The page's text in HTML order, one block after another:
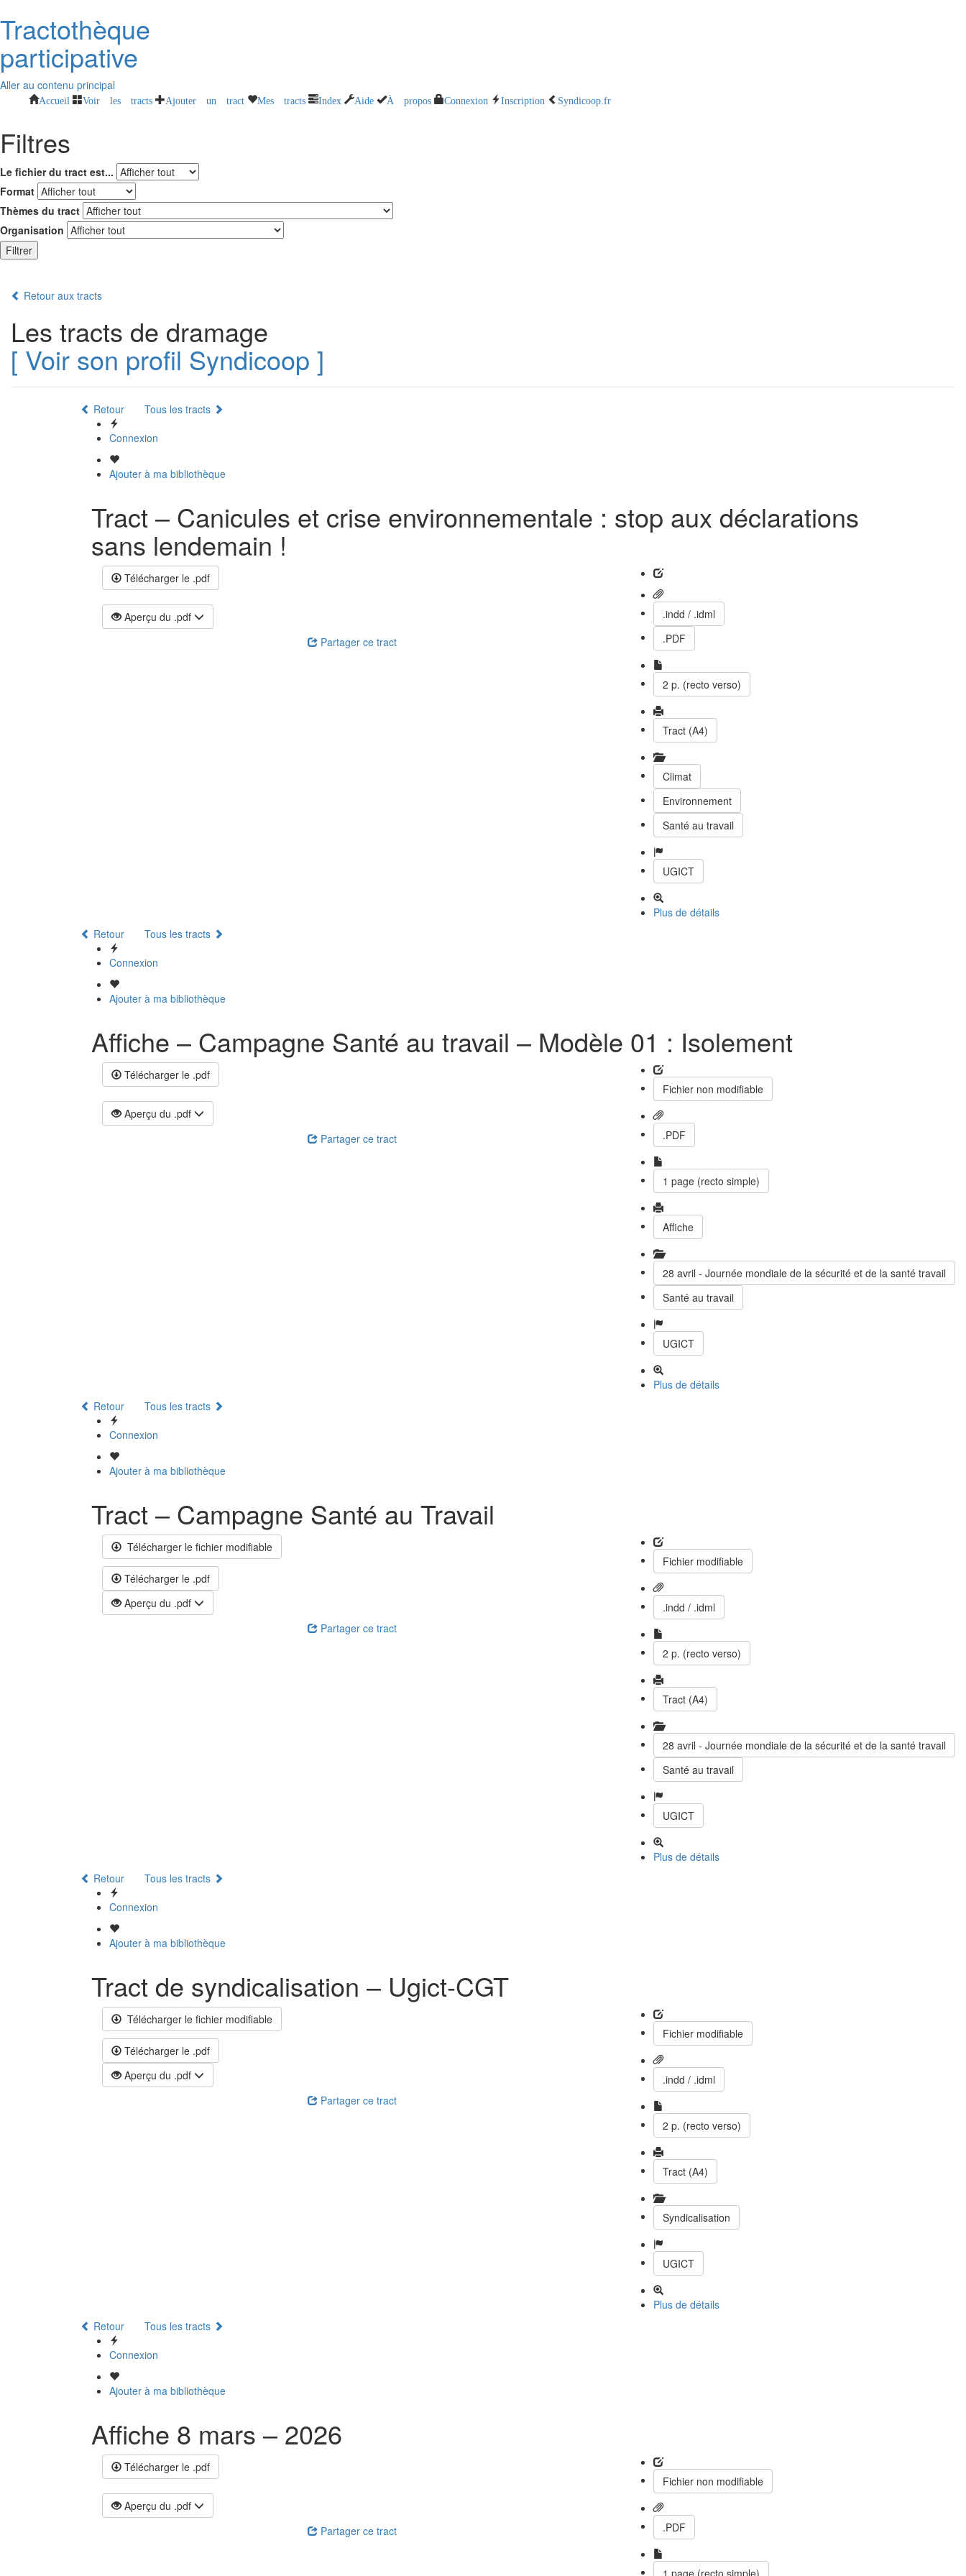
Tractothèque
participative
Aller au contenu principal
Accueil Voir les tracts Ajouter un tract Mes tracts Index Aide À propos Connexion Inscription Syndicoop.fr
Filtres
Le fichier du tract est...
Format
Thèmes du tract
Organisation
Filtrer
Retour aux tracts
Les tracts de dramage
[ Voir son profil Syndicoop ]
Retour
Tous les tracts
Connexion
Ajouter à ma bibliothèque
Tract – Canicules et crise environ­nementale : stop aux déclarations
sans lendemain !
Télécharger le .pdf
Aperçu du .pdf
Partager ce tract
.indd / .idml
.PDF
2 p. (recto verso)
Tract (A4)
Climat
Environnement
Santé au travail
UGICT
Plus de détails
Retour
Tous les tracts
Connexion
Ajouter à ma bibliothèque
Affiche – Campagne Santé au travail – Modèle 01 : Isolement
Télécharger le .pdf
Aperçu du .pdf
Partager ce tract
Fichier non modifiable
.PDF
1 page (recto simple)
Affiche
28 avril - Journée mondiale de la sécurité et de la santé travail
Santé au travail
UGICT
Plus de détails
Retour
Tous les tracts
Connexion
Ajouter à ma bibliothèque
Tract – Campagne Santé au Travail
Télécharger le fichier modifiable
Télécharger le .pdf
Aperçu du .pdf
Partager ce tract
Fichier modifiable
.indd / .idml
2 p. (recto verso)
Tract (A4)
28 avril - Journée mondiale de la sécurité et de la santé travail
Santé au travail
UGICT
Plus de détails
Retour
Tous les tracts
Connexion
Ajouter à ma bibliothèque
Tract de syndicalisation – Ugict-CGT
Télécharger le fichier modifiable
Télécharger le .pdf
Aperçu du .pdf
Partager ce tract
Fichier modifiable
.indd / .idml
2 p. (recto verso)
Tract (A4)
Syndicalisation
UGICT
Plus de détails
Retour
Tous les tracts
Connexion
Ajouter à ma bibliothèque
Affiche 8 mars – 2026
Télécharger le .pdf
Aperçu du .pdf
Partager ce tract
Fichier non modifiable
.PDF
1 page (recto simple)